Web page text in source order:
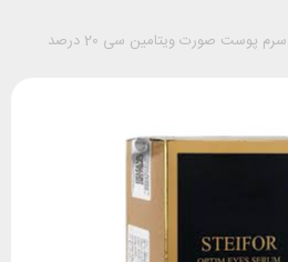
سرم پوست صورت ویتامین سی 20 درصد